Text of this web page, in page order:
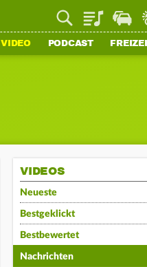
Playlist
VIDEO PODCAST
VIDEOS
Neueste
Bestgeklickt
Bestbewertet
Nachrichten